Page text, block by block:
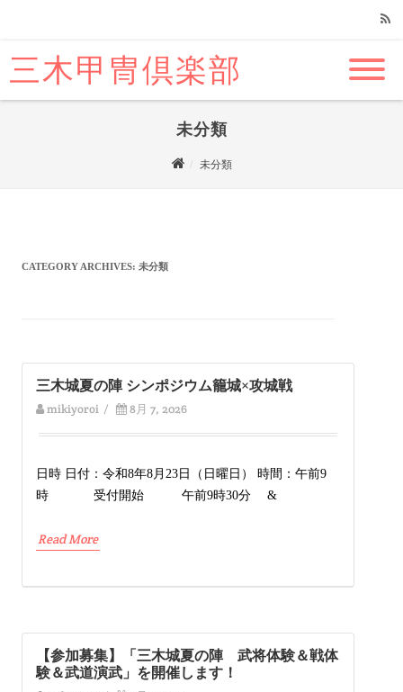
RSS
三木甲冑倶楽部
未分類
未分類
CATEGORY ARCHIVES: 未分類
三木城夏の陣 シンポジウム籠城×攻城戦
mikiyoroi / 8月 7, 2026
日時 日付：令和8年8月23日（日曜日） 時間：午前9
時 受付開始 午前9時30分 &
Read More
【参加募集】「三木城夏の陣 武将体験＆戦体
験＆武道演武」を開催します！